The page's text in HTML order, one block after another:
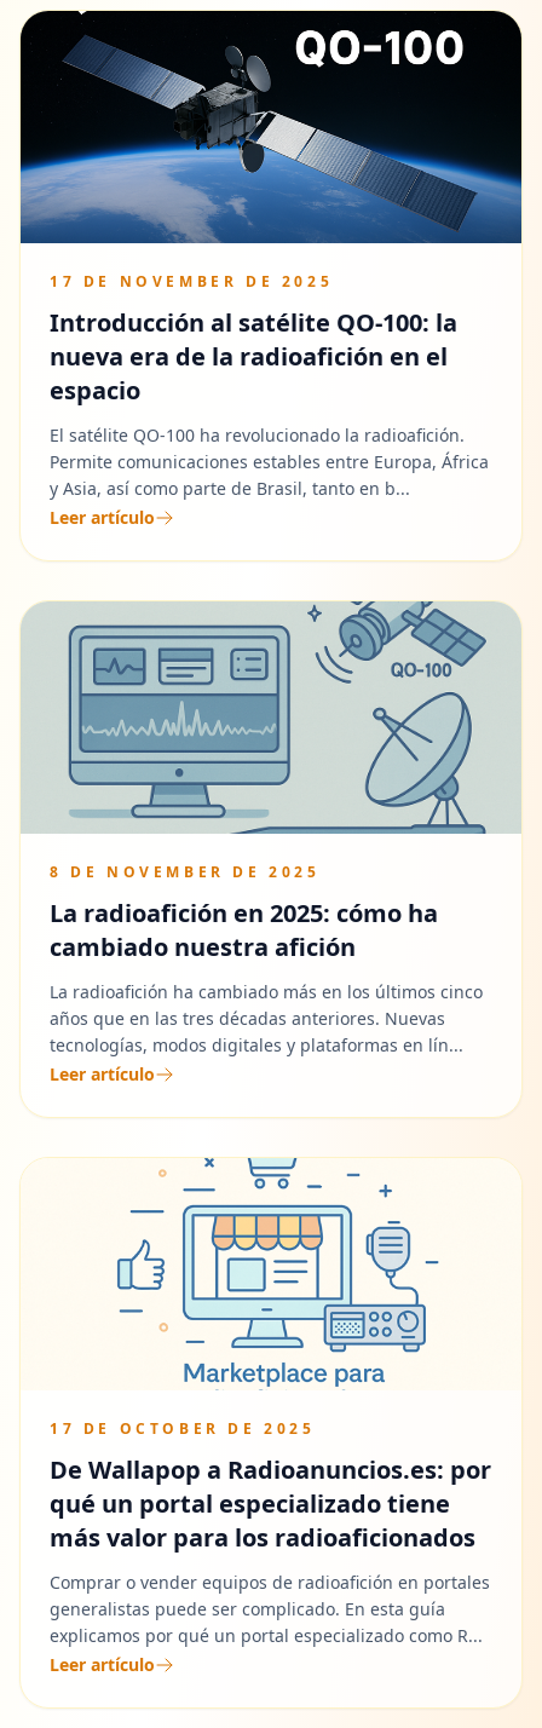
17 DE NOVEMBER DE 2025
Introducción al satélite QO-100: la
nueva era de la radioafición en el
espacio
El satélite QO-100 ha revolucionado la radioafición.
Permite comunicaciones estables entre Europa, África
y Asia, así como parte de Brasil, tanto en b...
Leer artículo
8 DE NOVEMBER DE 2025
La radioafición en 2025: cómo ha
cambiado nuestra afición
La radioafición ha cambiado más en los últimos cinco
años que en las tres décadas anteriores. Nuevas
tecnologías, modos digitales y plataformas en lín...
Leer artículo
17 DE OCTOBER DE 2025
De Wallapop a Radioanuncios.es: por
qué un portal especializado tiene
más valor para los radioaficionados
Comprar o vender equipos de radioafición en portales
generalistas puede ser complicado. En esta guía
explicamos por qué un portal especializado como R...
Leer artículo